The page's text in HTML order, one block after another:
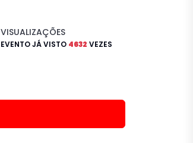
VISUALIZAÇÕES
EVENTO JÁ VISTO 4632 VEZES